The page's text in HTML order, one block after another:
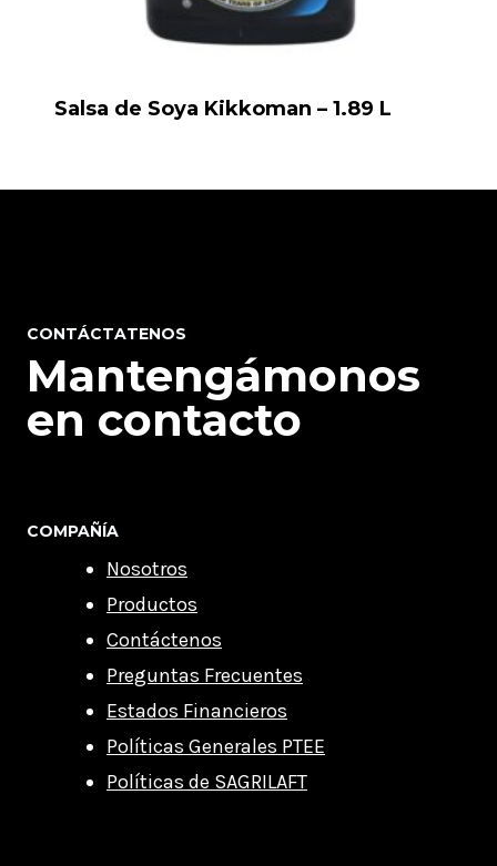
Salsa de Soya Kikkoman – 1.89 L
CONTÁCTATENOS
Mantengámonos
en contacto
COMPAÑÍA
Nosotros
Productos
Contáctenos
Preguntas Frecuentes
Estados Financieros
Políticas Generales PTEE
Políticas de SAGRILAFT